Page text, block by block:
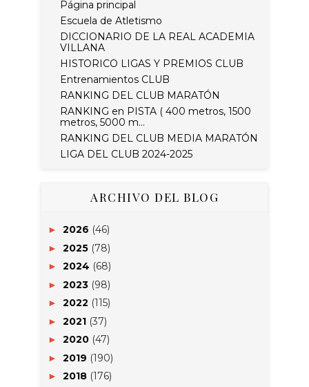
Página principal
Escuela de Atletismo
DICCIONARIO DE LA REAL ACADEMIA
VILLANA
HISTORICO LIGAS Y PREMIOS CLUB
Entrenamientos CLUB
RANKING DEL CLUB MARATÓN
RANKING en PISTA ( 400 metros, 1500
metros, 5000 m...
RANKING DEL CLUB MEDIA MARATÓN
LIGA DEL CLUB 2024-2025
ARCHIVO DEL BLOG
► 2026 (46)
► 2025 (78)
► 2024 (68)
► 2023 (98)
► 2022 (115)
► 2021 (37)
► 2020 (47)
► 2019 (190)
► 2018 (176)